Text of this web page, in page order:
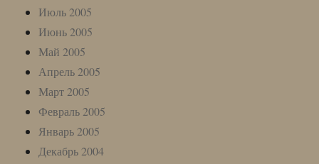
Июль 2005
Июнь 2005
Май 2005
Апрель 2005
Март 2005
Февраль 2005
Январь 2005
Декабрь 2004